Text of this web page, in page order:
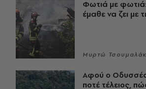
Φωτιά με
έμαθε να ζει με
Μυρτώ
Αφού ο
ποτέ τέλειος,